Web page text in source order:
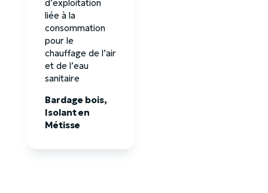
d’exploitation
liée à la
consommation
pour le
chauffage de l’air
et de l’eau
sanitaire
Bardage bois,
Isolant en
Métisse